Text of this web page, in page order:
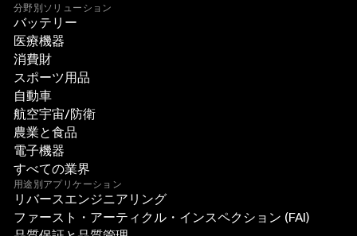
分野別ソリューション
バッテリー
医療機器
消費財
スポーツ用品
自動車
航空宇宙/防衛
農業と食品
電子機器
すべての業界
用途別アプリケーション
リバースエンジニアリング
ファースト・アーティクル・インスペクション (FAI)